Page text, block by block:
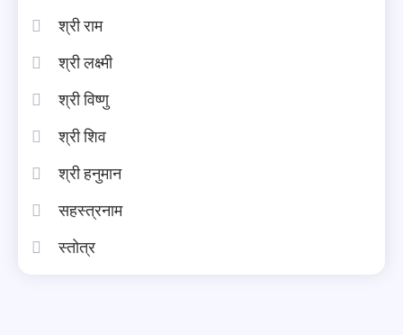
श्री राम
श्री लक्ष्मी
श्री विष्णु
श्री शिव
श्री हनुमान
सहस्त्रनाम
स्तोत्र